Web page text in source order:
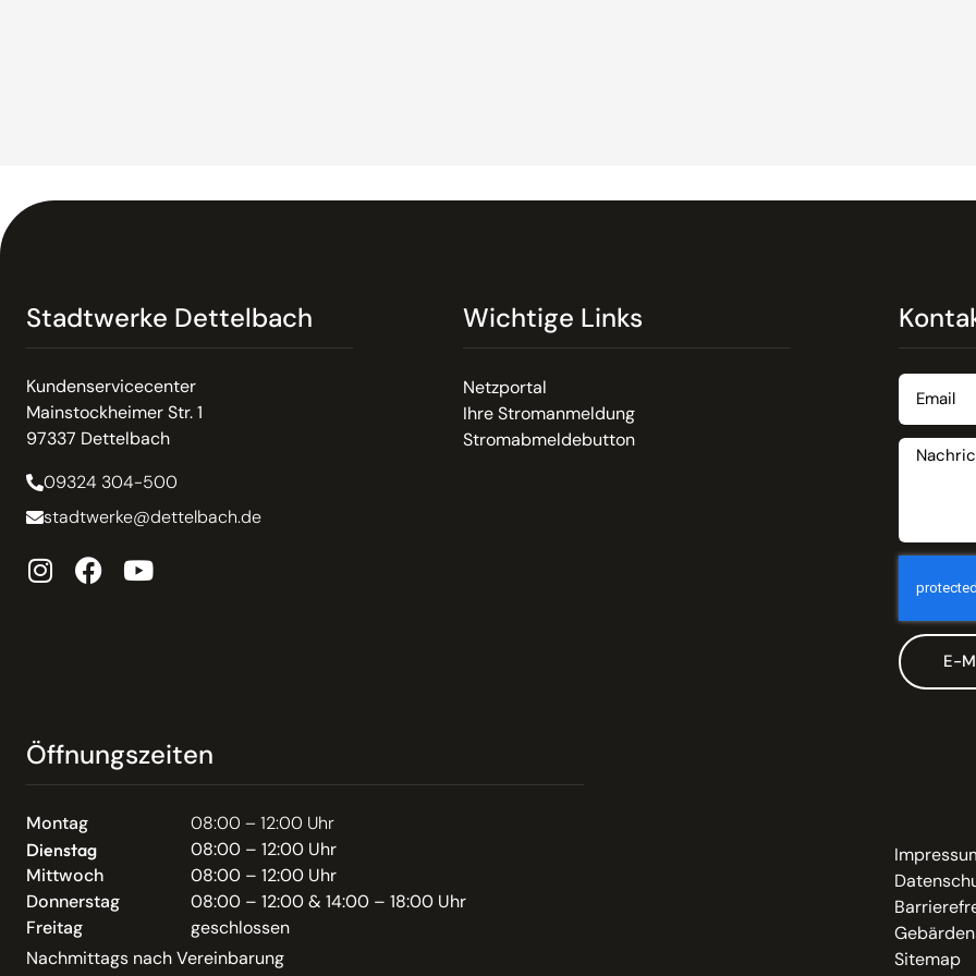
Stadtwerke Dettelbach
Kundenservicecenter
Mainstockheimer Str. 1
97337 Dettelbach
09324 304-500
stadtwerke@dettelbach.de
Wichtige Links
Netzportal
Ihre Stromanmeldung
Stromabmeldebutton
E-
Öffnungszeiten
Montag 08:00 – 12:00 Uhr
Dienstag
08:00 – 12:00 Uhr
Mittwoch
08:00 – 12:00 Uhr
Donnerstag
08:00 – 12:00 & 14:00 – 18:00 Uhr
Freitag
geschlossen
Nachmittags nach Vereinbarung
Sitemap